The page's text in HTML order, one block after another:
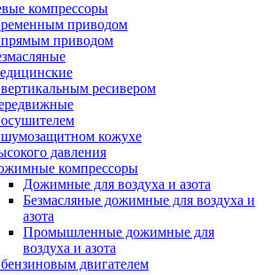
компрессоры
приводом
приводом
ресивером
кожухе
давления
компрессоры
Дожимные для воздуха и азота
Безмасляные дожимные для воздуха и
азота
Промышленные дожимные для
воздуха и азота
двигателем